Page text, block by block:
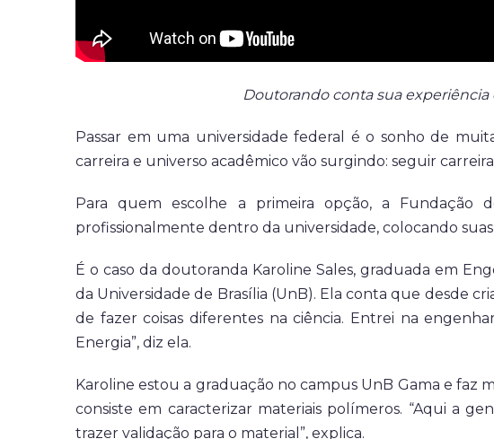
Doutorando conta sua
Passar em uma universidade federal é o sonho de
carreira e universo acadêmico vão surgindo: seguir
Para quem escolhe a primeira opção, a Fundação
profissionalmente dentro da universidade, colocando
É o caso da doutoranda Karoline Sales, graduada em
da Universidade de Brasília (UnB). Ela conta que desde
de fazer coisas diferentes na ciência. Entrei na
Energia”, diz ela.
Karoline estou a graduação no campus UnB Gama e faz
consiste em caracterizar materiais polímeros. “Aqui a
trazer validação para o material”, explica.